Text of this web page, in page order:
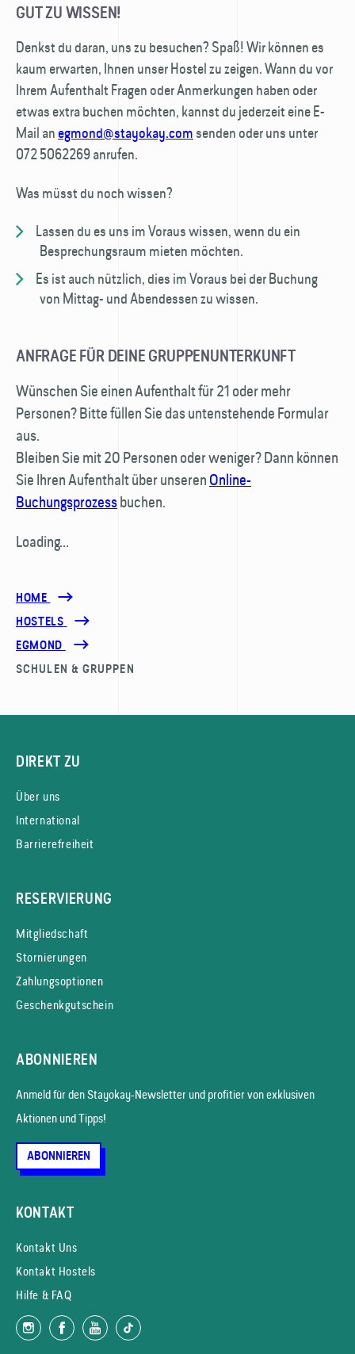
GUT ZU WISSEN!
Denkst du daran, uns zu besuchen? Spaß! Wir können es
kaum erwarten, Ihnen unser Hostel zu zeigen. Wann du vor
Ihrem Aufenthalt Fragen oder Anmerkungen haben oder
etwas extra buchen möchten, kannst du jederzeit eine E-
Mail an egmond@stayokay.comsenden oder uns unter
072 5062269 anrufen.
Was müsst du noch wissen?
Lassen du es uns im Voraus wissen, wenn du ein
Besprechungsraum mieten möchten.
Es ist auch nützlich, dies im Voraus bei der Buchung
von Mittag- und Abendessen zu wissen.
ANFRAGE FÜR DEINE GRUPPENUNTERKUNFT
Wünschen Sie einen Aufenthalt für 21 oder mehr
Personen? Bitte füllen Sie das untenstehende Formular
aus.
Bleiben Sie mit 20 Personen oder weniger? Dann können
Sie Ihren Aufenthalt über unserenOnline-
Buchungsprozessbuchen.
Loading...
HOME
HOSTELS
EGMOND
SCHULEN & GRUPPEN
DIREKT ZU
Über uns
International
Barrierefreiheit
RESERVIERUNG
Mitgliedschaft
Stornierungen
Zahlungsoptionen
Geschenkgutschein
ABONNIEREN
Anmeld für den Stayokay-News­letter und profitier von exklusiven
Aktionen und Tipps!
ABONNIEREN
KONTAKT
Kontakt Uns
Kontakt Hostels
Hilfe & FAQ